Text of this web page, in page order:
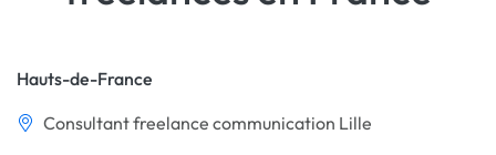
Hauts-de-France
Consultant freelance communication Lille